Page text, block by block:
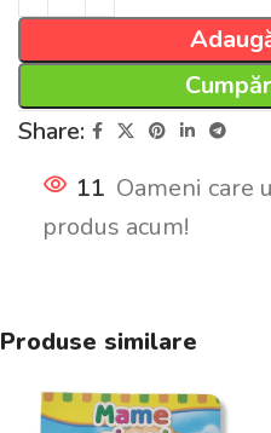
Share:
11 Oameni care
produs acum!
Produse similare